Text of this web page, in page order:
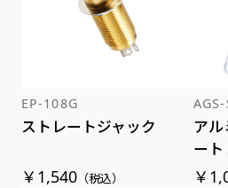
EP-108G
ストレートジャック
￥1,540（税込）
AGS-
ア
ート
￥